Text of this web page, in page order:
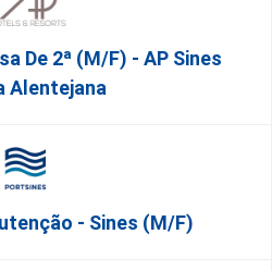
De 2ª (M/F) - AP Sines
Alentejana
- Sines (m/f)